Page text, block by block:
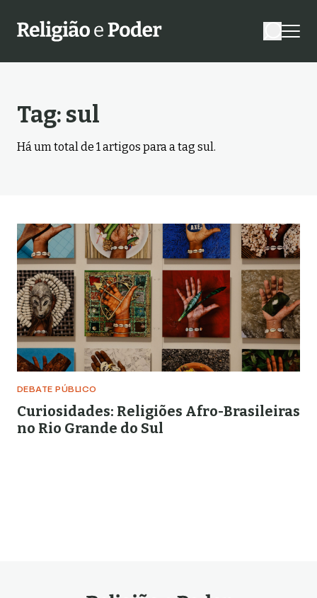
Tag: sul
Há um total de 1artigos para a tag sul.
DEBATE PÚBLICO
Curiosidades: Religiões Afro-Brasileiras
no Rio Grande do Sul